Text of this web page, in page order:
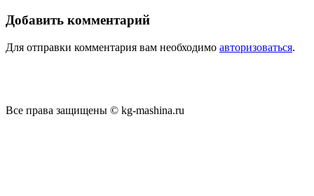
Добавить комментарий
Для отправки комментария вам необходимо авторизоваться.
Все права защищены © kg-mashina.ru